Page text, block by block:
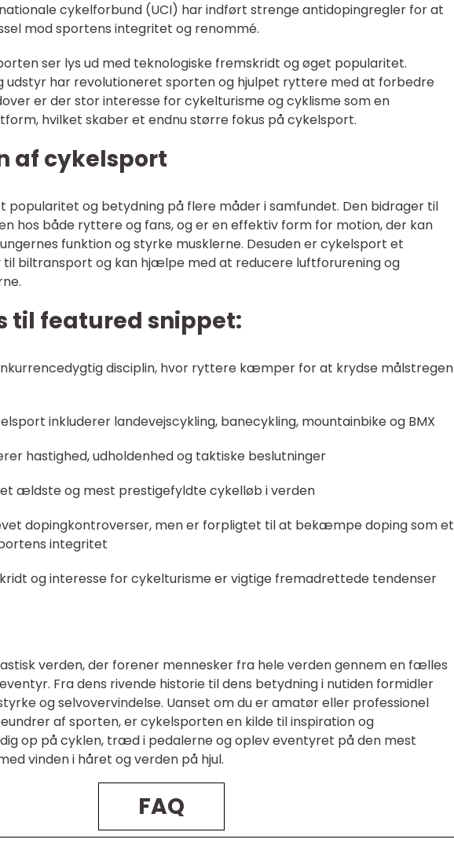
cykelforbund (UCI) har indført strenge antidopingregler for at
mod sportens integritet og renommé.
ser lys ud med teknologiske fremskridt og øget popularitet.
udstyr har revolutioneret sporten og hjulpet ryttere med at forbedre
er der stor interesse for cykelturisme og cyklisme som en
hvilket skaber et endnu større fokus på cykelsport.
af cykelsport
popularitet og betydning på flere måder i samfundet. Den bidrager til
hos både ryttere og fans, og er en effektiv form for motion, der kan
funktion og styrke musklerne. Desuden er cykelsport et
biltransport og kan hjælpe med at reducere luftforurening og
til featured snippet:
disciplin, hvor ryttere kæmper for at krydse målstregen
inkluderer landevejscykling, banecykling, mountainbike og BMX
hastighed, udholdenhed og taktiske beslutninger
ældste og mest prestigefyldte cykelløb i verden
dopingkontroverser, men er forpligtet til at bekæmpe doping som et
integritet
og interesse for cykelturisme er vigtige fremadrettede tendenser
verden, der forener mennesker fra hele verden gennem en fælles
Fra dens rivende historie til dens betydning i nutiden formidler
og selvovervindelse. Uanset om du er amatør eller professionel
af sporten, er cykelsporten en kilde til inspiration og
dig op på cyklen, træd i pedalerne og oplev eventyret på den mest
vinden i håret og verden på hjul.
FAQ